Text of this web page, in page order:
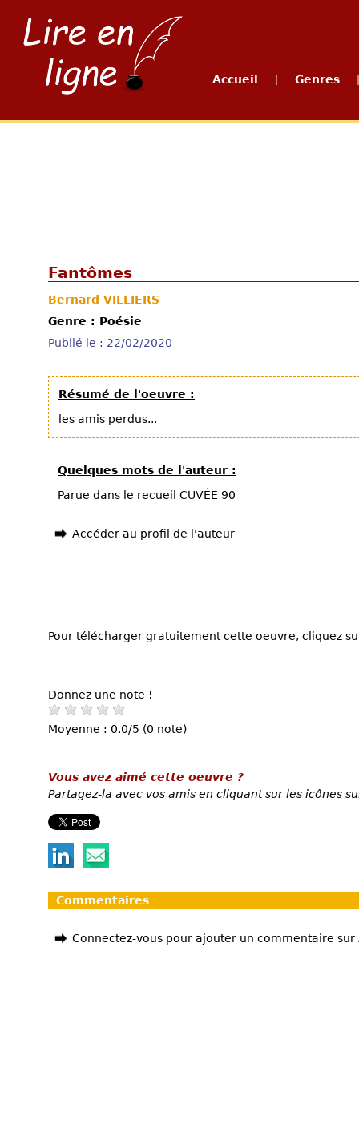
Accueil Genres
Fantômes
Bernard VILLIERS
Genre : Poésie
Publié le : 22/02/2020
Résumé de l'oeuvre :
les amis perdus...
Quelques mots de l'auteur :
Parue dans le recueil CUVÉE 90
Accéder au profil de l'auteur
Pour télécharger gratuitement cette oeuvre, cliquez
Donnez une note !
Moyenne : 0.0/5 (0 note)
Vous avez aimé cette oeuvre ?
Partagez-la avec vos amis en cliquant sur les icônes
Commentaires
Connectez-vous pour ajouter un commentaire sur